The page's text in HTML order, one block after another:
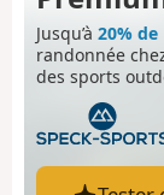
Jusqu’à 20%
randonnée
des sports